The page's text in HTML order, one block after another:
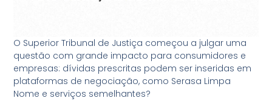
O Superior Tribunal de Justiça começou a julgar uma
questão com grande impacto para consumidores e
empresas: dívidas prescritas podem ser inseridas em
plataformas de negociação, como Serasa Limpa
Nome e serviços semelhantes?